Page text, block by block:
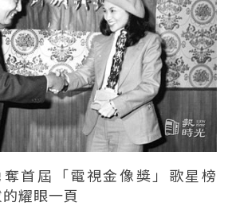
首屆「電視金像獎」歌星榜
耀眼一頁